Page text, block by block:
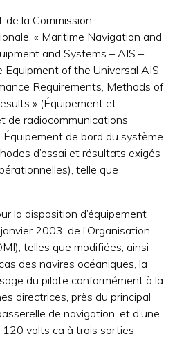
la Commission
« Maritime Navigation and
and Systems – AIS –
Equipment of the Universal AIS
Requirements, Methods of
» (Équipement et
de radiocommunications
de bord du système
d’essai et résultats exigés
telle que
la disposition d’équipement
2003, de l’Organisation
telles que modifiées, ainsi
des navires océaniques, la
du pilote conformément à la
directrices, près du principal
de navigation, et d’une
volts ca à trois sorties